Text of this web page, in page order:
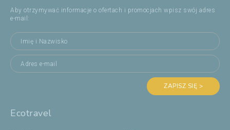
Aby otrzymywać informacje o ofertach i promocjach wpisz swój adres
e-mail:
ZAPISZ SIĘ >
Ecotravel